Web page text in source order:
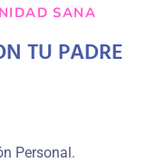
SANA
TU PADRE
Personal.